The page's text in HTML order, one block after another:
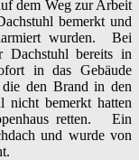
dem Weg zur Arbeit
bemerkt und
wurden. Bei
Dachstuhl bereits in
in das Gebäude
den Brand in den
nicht bemerkt hatten
retten. Ein
und wurde von